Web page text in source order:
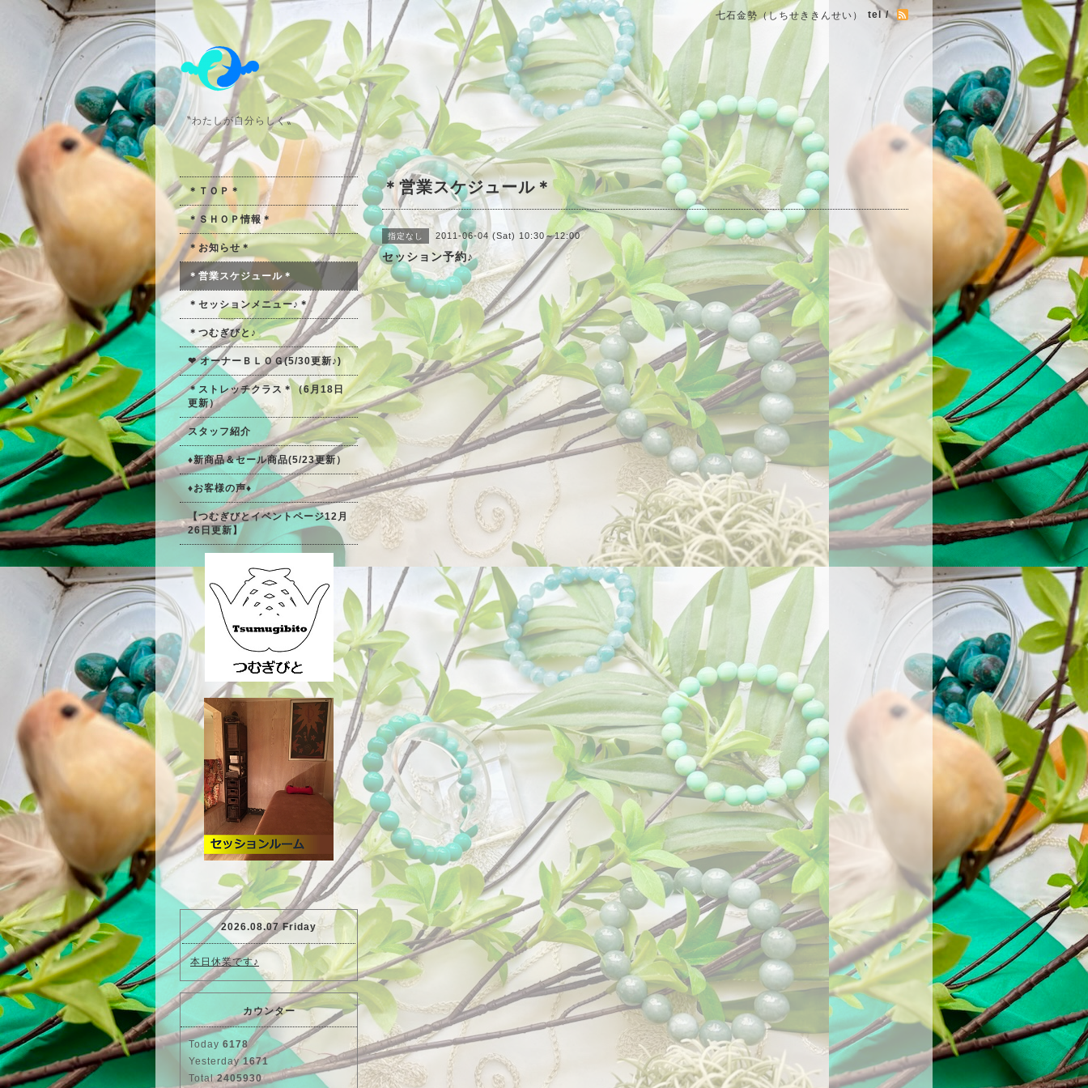
七石金勢（しちせききんせい） tel /
〝わたしが自分らしく〟
＊営業スケジュール＊
指定なし 2011-06-04 (Sat) 10:30～12:00
セッション予約♪
＊ＴＯＰ＊
＊ＳＨＯＰ情報＊
＊お知らせ＊
＊営業スケジュール＊
＊セッションメニュー♪＊
＊つむぎびと♪
❤ オーナーＢＬＯＧ(5/30更新♪)
＊ストレッチクラス＊（6月18日
更新）
スタッフ紹介
♦新商品＆セール商品(5/23更新）
♦お客様の声♦
【つむぎびとイベントページ12月
26日更新】
2026.08.07 Friday
本日休業です♪
カウンター
Today 6178
Yesterday1671
Total2405930